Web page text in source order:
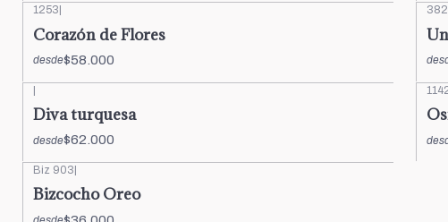
1253
Corazón de Flores
desde$58.000
382
|
Diva turquesa
desde$62.000
Biz 903
Bizcocho Oreo